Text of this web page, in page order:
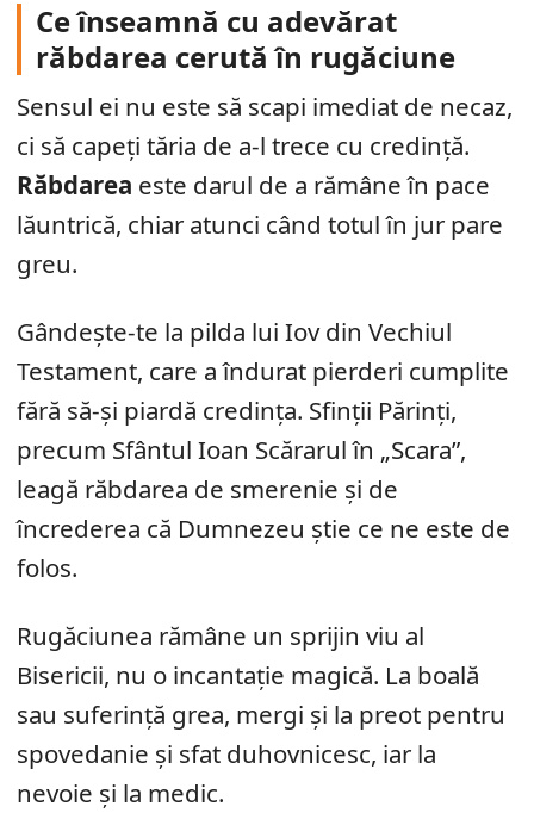
Ce înseamnă cu adevărat
răbdarea cerută în rugăciune
Sensul ei nu este să scapi imediat de necaz,
ci să capeți tăria de a-l trece cu credință.
Răbdarea este darul de a rămâne în pace
lăuntrică, chiar atunci când totul în jur pare
greu.
Gândește-te la pilda lui Iov din Vechiul
Testament, care a îndurat pierderi cumplite
fără să-și piardă credința. Sfinții Părinți,
precum Sfântul Ioan Scărarul în „Scara”,
leagă răbdarea de smerenie și de
încrederea că Dumnezeu știe ce ne este de
folos.
Rugăciunea rămâne un sprijin viu al
Bisericii, nu o incantație magică. La boală
sau suferință grea, mergi și la preot pentru
spovedanie și sfat duhovnicesc, iar la
nevoie și la medic.